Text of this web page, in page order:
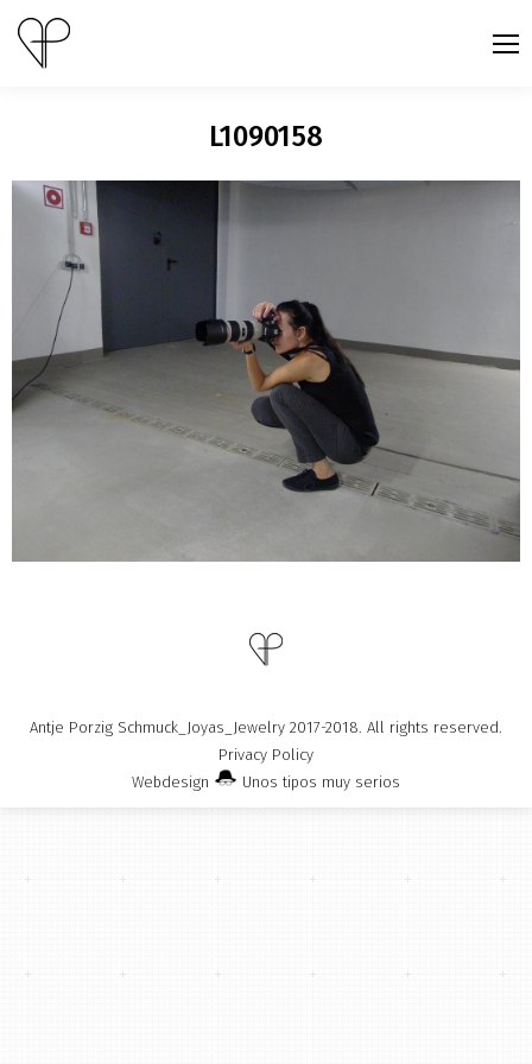
L1090158
Antje Porzig Schmuck_Joyas_Jewelry 2017-2018. All rights reserved.
Privacy Policy
Webdesign
Unos tipos muy serios